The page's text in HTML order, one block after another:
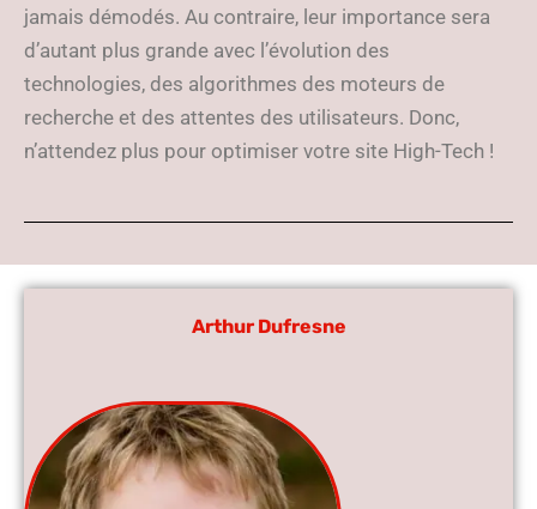
jamais démodés. Au contraire, leur importance sera
d’autant plus grande avec l’évolution des
technologies, des algorithmes des moteurs de
recherche et des attentes des utilisateurs. Donc,
n’attendez plus pour optimiser votre site High-Tech !
Arthur Dufresne